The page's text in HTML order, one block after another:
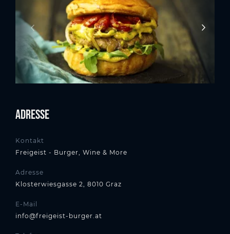
Adresse
Kontakt
Freigeist - Burger, Wine & More
Adresse
Klosterwiesgasse 2, 8010 Graz
E-Mail
info@freigeist-burger.at